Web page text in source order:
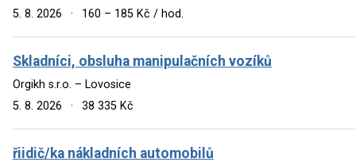
5. 8. 2026
· 160 – 185 Kč / hod.
Skladníci, obsluha manipulačních vozíků
Orgikh s.r.o. – Lovosice
5. 8. 2026
· 38 335 Kč
řiidič/ka nákladních automobilů